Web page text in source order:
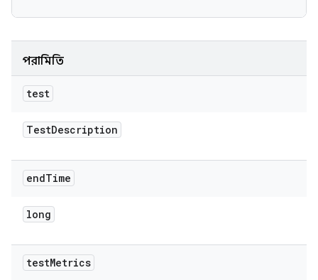
পরামিতি
test
TestDescription
endTime
long
testMetrics